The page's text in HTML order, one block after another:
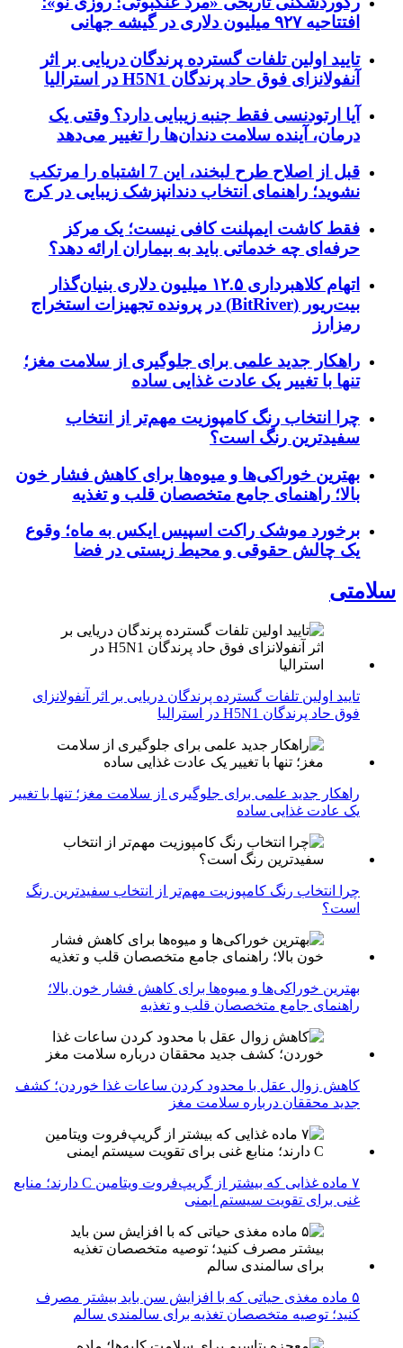
افتتاحیه ۹۲۷ میلیون دلاری در گیشه جهانی
تایید اولین تلفات گسترده پرندگان دریایی بر اثر
آنفولانزای فوق حاد پرندگان H5N1 در استرالیا
آیا ارتودنسی فقط جنبه زیبایی دارد؟ وقتی یک
درمان، آینده سلامت دندان‌ها را تغییر می‌دهد
قبل از اصلاح طرح لبخند، این 7 اشتباه را مرتکب
نشوید؛ راهنمای انتخاب دندانپزشک زیبایی در کرج
فقط کاشت ایمپلنت کافی نیست؛ یک مرکز
حرفه‌ای چه خدماتی باید به بیماران ارائه دهد؟
اتهام کلاهبرداری ۱۲.۵ میلیون دلاری بنیان‌گذار
بیت‌ریور (BitRiver) در پرونده تجهیزات استخراج
رمزارز
راهکار جدید علمی برای جلوگیری از سلامت مغز؛
تنها با تغییر یک عادت غذایی ساده
چرا انتخاب رنگ کامپوزیت مهم‌تر از انتخاب
سفیدترین رنگ است؟
بهترین خوراکی‌ها و میوه‌ها برای کاهش فشار خون
بالا؛ راهنمای جامع متخصصان قلب و تغذیه
برخورد موشک راکت اسپیس ایکس به ماه؛ وقوع
یک چالش حقوقی و محیط زیستی در فضا
سلامتی
تایید اولین تلفات گسترده پرندگان دریایی بر اثر آنفولانزای
فوق حاد پرندگان H5N1 در استرالیا
راهکار جدید علمی برای جلوگیری از سلامت مغز؛ تنها با تغییر
یک عادت غذایی ساده
چرا انتخاب رنگ کامپوزیت مهم‌تر از انتخاب سفیدترین رنگ
است؟
بهترین خوراکی‌ها و میوه‌ها برای کاهش فشار خون بالا؛
راهنمای جامع متخصصان قلب و تغذیه
کاهش زوال عقل با محدود کردن ساعات غذا خوردن؛ کشف
جدید محققان درباره سلامت مغز
۷ ماده غذایی که بیشتر از گریپ‌فروت ویتامین C دارند؛ منابع
غنی برای تقویت سیستم ایمنی
۵ ماده مغذی حیاتی که با افزایش سن باید بیشتر مصرف
کنید؛ توصیه متخصصان تغذیه برای سالمندی سالم